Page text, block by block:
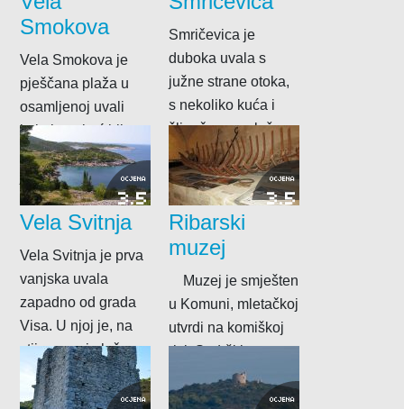
Smokova
Vela Smokova je
pješčana plaža u
osamljenoj uvali
koja je nekoć bila u
posjedu vojske pa
je ostala...
Smričevica je
duboka uvala s
južne strane otoka,
s nekoliko kuća i
šljunčanom plažom
iznad koje se
može...
OCJENA
3.5
Vela Svitnja
Vela Svitnja je prva
vanjska uvala
zapadno od grada
Visa. U njoj je, na
stijenama i pločama
vrlo...
OCJENA
3.5
Ribarski
muzej
Muzej je smješten
u Komuni, mletačkoj
utvrdi na komiškoj
rivi. Sadrži bogatu
zbirku izvornih
predmeta brodske...
OCJENA OCJENA